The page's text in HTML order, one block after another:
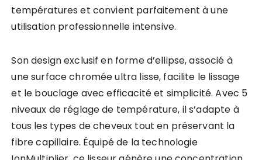
températures et convient parfaitement à une
utilisation professionnelle intensive.
Son design exclusif en forme d’ellipse, associé à
une surface chromée ultra lisse, facilite le lissage
et le bouclage avec efficacité et simplicité. Avec 5
niveaux de réglage de température, il s’adapte à
tous les types de cheveux tout en préservant la
fibre capillaire. Équipé de la technologie